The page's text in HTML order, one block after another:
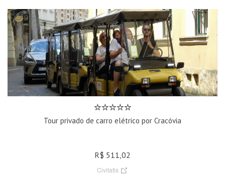
Tour privado de carro elétrico por Cracóvia
R$ 511,02
Civitatis